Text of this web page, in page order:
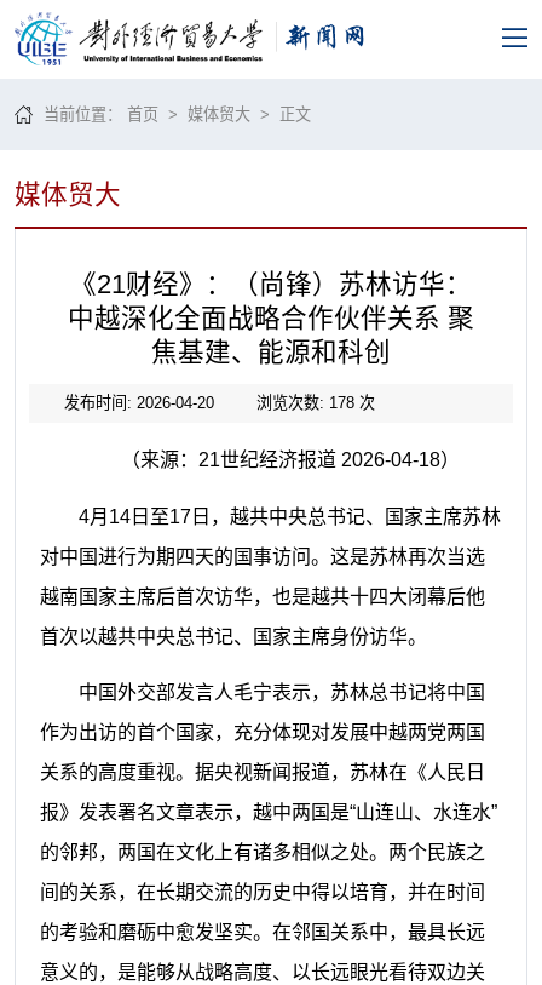
当前位置：首页 >媒体贸大 > 正文
媒体贸大
《21财经》：（尚锋）苏林访华：
中越深化全面战略合作伙伴关系 聚
焦基建、能源和科创
发布时间: 2026-04-20 浏览次数: 178次
（来源：21世纪经济报道 2026-04-18）
4月14日至17日，越共中央总书记、国家主席苏林
对中国进行为期四天的国事访问。这是苏林再次当选
越南国家主席后首次访华，也是越共十四大闭幕后他
首次以越共中央总书记、国家主席身份访华。
中国外交部发言人毛宁表示，苏林总书记将中国
作为出访的首个国家，充分体现对发展中越两党两国
关系的高度重视。据央视新闻报道，苏林在《人民日
报》发表署名文章表示，越中两国是“山连山、水连水”
的邻邦，两国在文化上有诸多相似之处。两个民族之
间的关系，在长期交流的历史中得以培育，并在时间
的考验和磨砺中愈发坚实。在邻国关系中，最具长远
意义的，是能够从战略高度、以长远眼光看待双边关